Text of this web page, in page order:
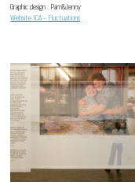
Graphic design : Pam&Jenny
Website ICA - Fluctuations